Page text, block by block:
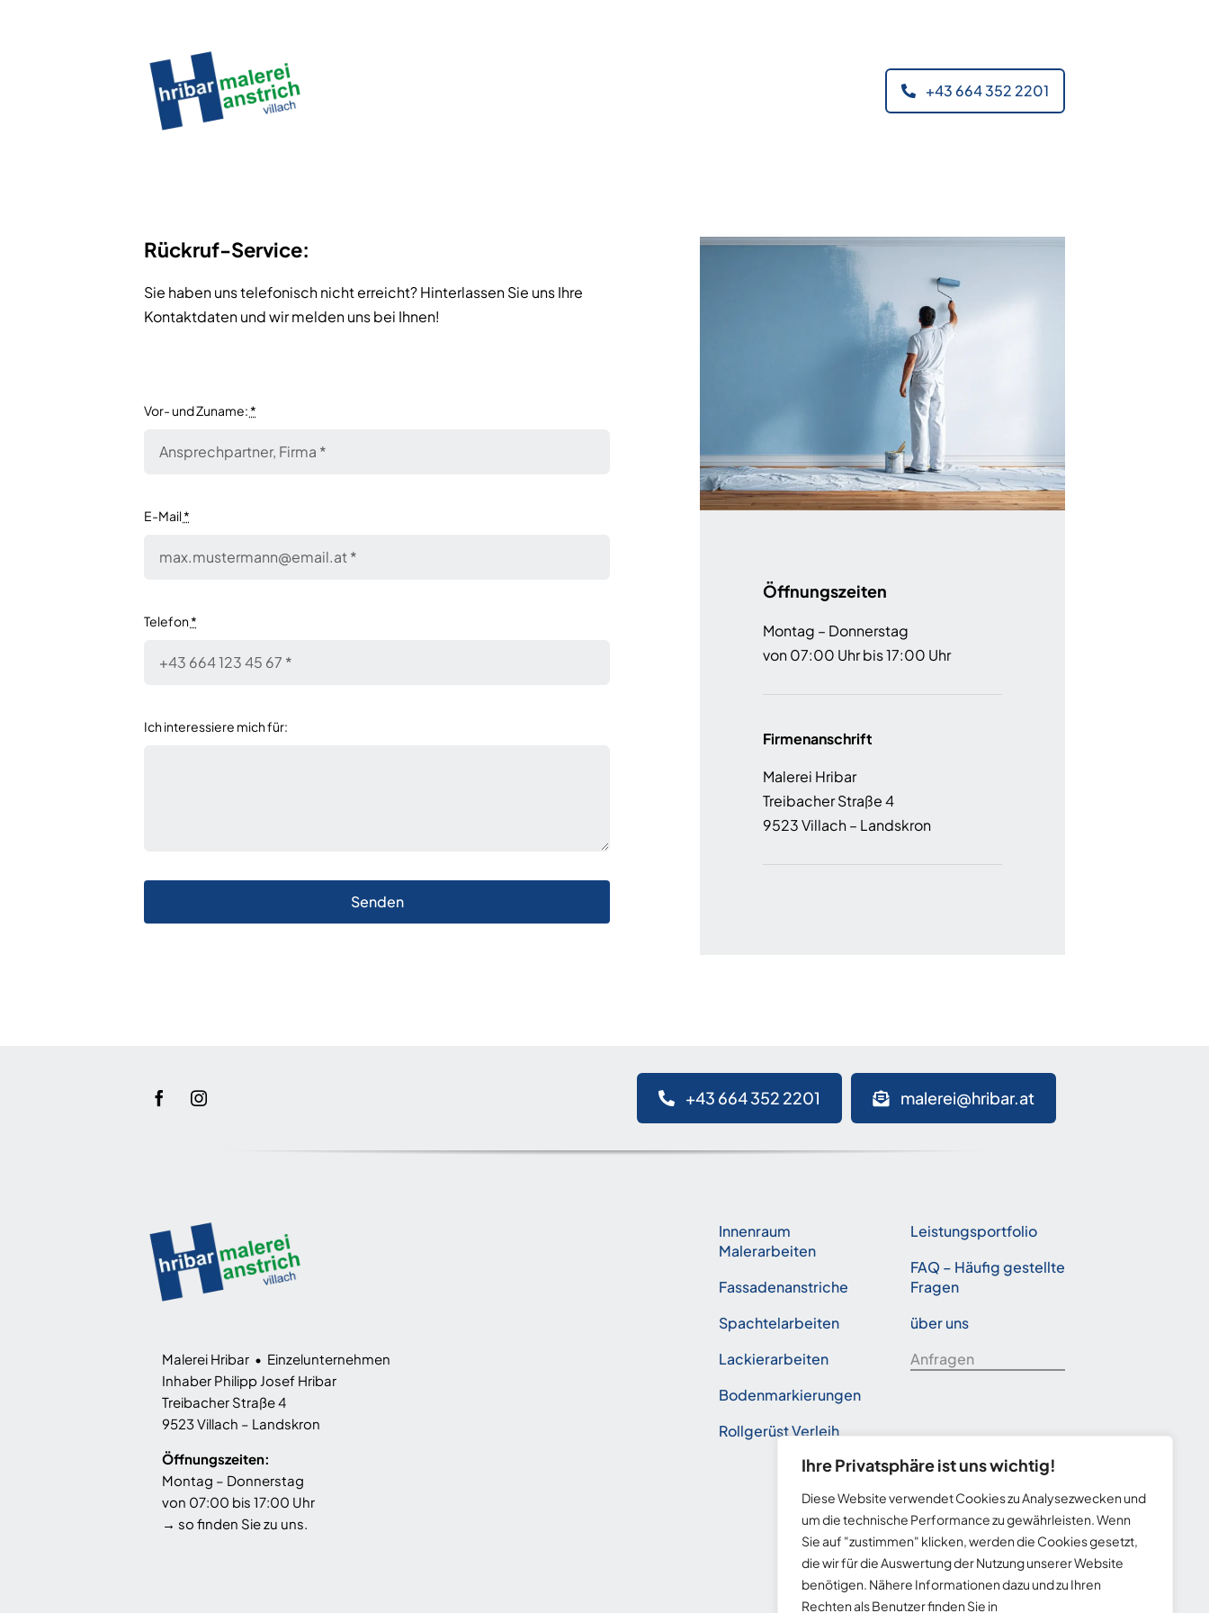
Ihre Privatsphäre ist uns wichtig!
Diese Website verwendet Cookies zu Analysezwecken und
um die technische Performance zu gewährleisten. Wenn
Sie auf "zustimmen" klicken, werden die Cookies gesetzt,
die wir für die Auswertung der Nutzung unserer Website
benötigen. Nähere Informationen dazu und zu Ihren
Rechten als Benutzer finden Sie in
+43 664 352 2201
Rückruf-Service:
Sie haben uns telefonisch nicht erreicht? Hinterlassen Sie uns Ihre
Kontaktdaten und wir melden uns bei Ihnen!
Vor- und Zuname:*
E-Mail*
Telefon*
Ich interessiere mich für:
Senden
Öffnungszeiten
Montag – Donnerstag
von 07:00 Uhr bis 17:00 Uhr
Firmenanschrift
Malerei Hribar
Treibacher Straße 4
9523 Villach – Landskron
+43 664 352 2201 malerei@hribar.at
Malerei Hribar • Einzelunternehmen
Inhaber Philipp Josef Hribar
Treibacher Straße 4
9523 Villach – Landskron
Öffnungszeiten:
Montag – Donnerstag
von 07:00 bis 17:00 Uhr
→ so finden Sie zu uns
Innenraum
Malerarbeiten
Fassadenanstriche
Spachtelarbeiten
Lackierarbeiten
Bodenmarkierungen
Rollgerüst Verleih
Leistungsportfolio
FAQ – Häufig gestellte
Fragen
über uns
Anfragen